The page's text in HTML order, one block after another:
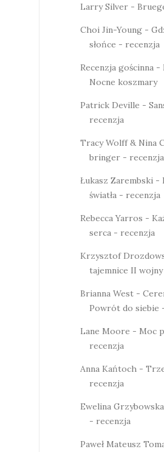
Larry Silver -
Choi Jin-Young -
słońce - recenzja
Recenzja gościnna -
Nocne koszmary
Patrick Deville -
recenzja
Tracy Wolff & Nina
bringer - recenzja
Łukasz Zarembski -
światła - recenzja
Rebecca Yarros -
serca - recenzja
Krzysztof
tajemnice II wojny
Brianna West -
Powrót do siebie
Lane Moore - Moc
recenzja
Anna Kańtoch -
recenzja
Ewelina
- recenzja
Paweł Mateusz